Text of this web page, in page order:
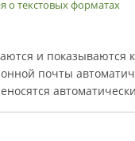
о текстовых форматах
и показываются
почты